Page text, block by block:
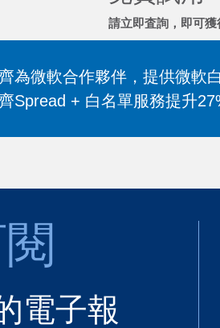
請立即査詢，即可獲
為微軟合作夥伴，提供微軟
Spread + 白名單服務提升
電子報